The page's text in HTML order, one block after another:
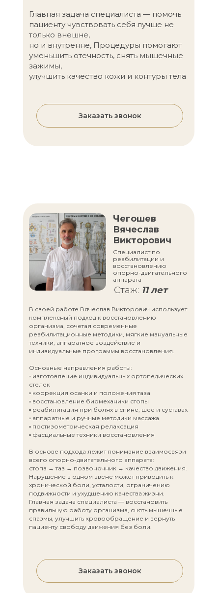
Главная задача специалиста — помочь
пациенту чувствовать себя лучше не
только внешне,
но и внутренне, Процедуры помогают
уменьшить отечность, снять мышечные
зажимы,
улучшить качество кожи и контуры тела
Заказать звонок
Чегошев
Вячеслав
Викторович
Стаж: 11 лет
Специалист по
реабилитации и
восстановлению
опорно-двигательного
аппарата
В своей работе Вячеслав Викторович использует
комплексный подход к восстановлению
организма, сочетая современные
реабилитационные методики, мягкие мануальные
техники, аппаратное воздействие и
индивидуальные программы восстановления.
Основные направления работы:
▫️ изготовление индивидуальных ортопедических
стелек
▫️ коррекция осанки и положения таза
▫️ восстановление биомеханики стопы
▫️ реабилитация при болях в спине, шее и суставах
▫️ аппаратные и ручные методики массажа
▫️ постизометрическая релаксация
▫️ фасциальные техники восстановления
В основе подхода лежит понимание взаимосвязи
всего опорно-двигательного аппарата:
стопа → таз → позвоночник → качество движения.
Нарушение в одном звене может приводить к
хронической боли, усталости, ограничению
подвижности и ухудшению качества жизни.
Главная задача специалиста — восстановить
правильную работу организма, снять мышечные
спазмы, улучшить кровообращение и вернуть
пациенту свободу движения без боли.
Заказать звонок